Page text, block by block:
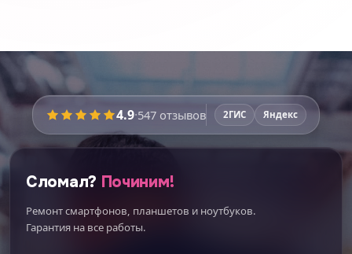
4.9·547 отзывов 2ГИС Яндекс
Сломал? Починим!
Ремонт смартфонов, планшетов и ноутбуков.
Гарантия на все работы.